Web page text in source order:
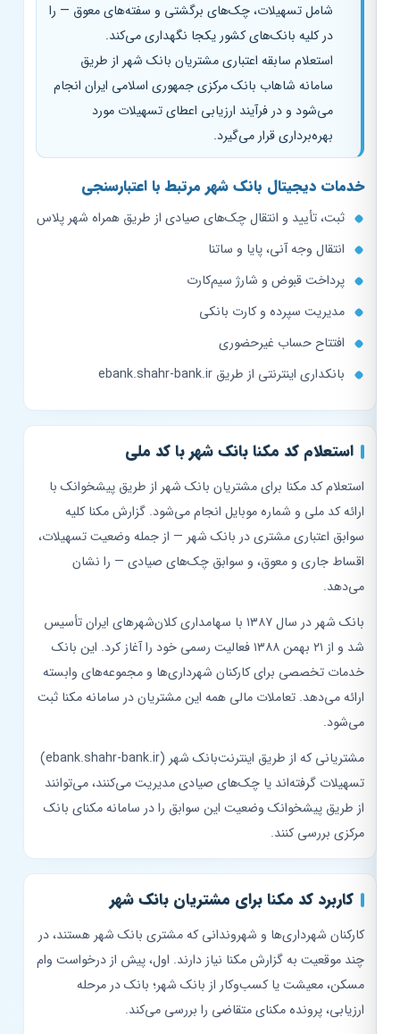
شامل تسهیلات، چک‌های برگشتی و سفته‌های معوق — را
در کلیه بانک‌های کشور یکجا نگهداری می‌کند.
استعلام سابقه اعتباری مشتریان بانک شهر از طریق
سامانه شاهاب بانک مرکزی جمهوری اسلامی ایران انجام
می‌شود و در فرآیند ارزیابی اعطای تسهیلات مورد
بهره‌برداری قرار می‌گیرد.
خدمات دیجیتال بانک شهر مرتبط با اعتبارسنجی
ثبت، تأیید و انتقال چک‌های صیادی از طریق همراه شهر پلاس
انتقال وجه آنی، پایا و ساتنا
پرداخت قبوض و شارژ سیم‌کارت
مدیریت سپرده و کارت بانکی
افتتاح حساب غیرحضوری
بانکداری اینترنتی از طریق ebank.shahr-bank.ir
استعلام کد مکنا بانک شهر با کد ملی
استعلام کد مکنا برای مشتریان بانک شهر از طریق پیشخوانک با
ارائه کد ملی و شماره موبایل انجام می‌شود. گزارش مکنا کلیه
سوابق اعتباری مشتری در بانک شهر — از جمله وضعیت تسهیلات،
اقساط جاری و معوق، و سوابق چک‌های صیادی — را نشان
می‌دهد.
بانک شهر در سال ۱۳۸۷ با سهامداری کلان‌شهرهای ایران تأسیس
شد و از ۲۱ بهمن ۱۳۸۸ فعالیت رسمی خود را آغاز کرد. این بانک
خدمات تخصصی برای کارکنان شهرداری‌ها و مجموعه‌های وابسته
ارائه می‌دهد. تعاملات مالی همه این مشتریان در سامانه مکنا ثبت
می‌شود.
مشتریانی که از طریق اینترنت‌بانک شهر (ebank.shahr-bank.ir)
تسهیلات گرفته‌اند یا چک‌های صیادی مدیریت می‌کنند، می‌توانند
از طریق پیشخوانک وضعیت این سوابق را در سامانه مکنای بانک
مرکزی بررسی کنند.
کاربرد کد مکنا برای مشتریان بانک شهر
کارکنان شهرداری‌ها و شهروندانی که مشتری بانک شهر هستند، در
چند موقعیت به گزارش مکنا نیاز دارند. اول، پیش از درخواست وام
مسکن، معیشت یا کسب‌وکار از بانک شهر؛ بانک در مرحله
ارزیابی، پرونده مکنای متقاضی را بررسی می‌کند.